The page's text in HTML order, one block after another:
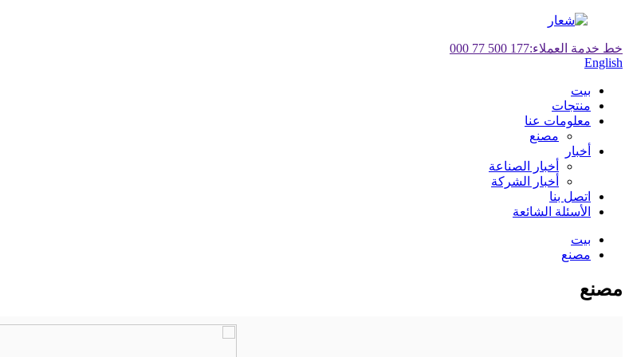
خط خدمة العملاء:177 500 77 000
English
بيت
منتجات
معلومات عنا
مصنع
أخبار
أخبار الصناعة
أخبار الشركة
اتصل بنا
الأسئلة الشائعة
بيت
مصنع
مصنع